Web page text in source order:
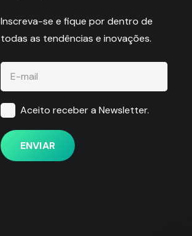
Inscreva-se e fique por dentro de
todas as tendências e inovações.
Aceito receber a Newsletter.
ENVIAR